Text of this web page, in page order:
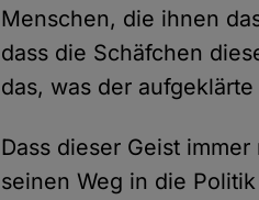
Menschen, die ihnen
dass die Schäfchen
das, was der
Dass dieser Geist
seinen Weg in die